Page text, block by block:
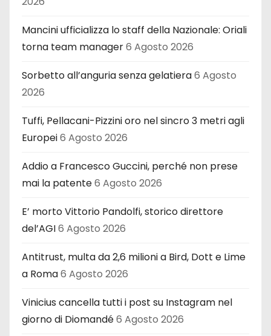
Mancini ufficializza lo staff della Nazionale: Oriali
torna team manager6 Agosto 2026
Sorbetto all’anguria senza gelatiera6 Agosto
2026
Tuffi, Pellacani-Pizzini oro nel sincro 3 metri agli
Europei6 Agosto 2026
Addio a Francesco Guccini, perché non prese
mai la patente6 Agosto 2026
E’ morto Vittorio Pandolfi, storico direttore
del’AGI6 Agosto 2026
Antitrust, multa da 2,6 milioni a Bird, Dott e Lime
a Roma6 Agosto 2026
Vinicius cancella tutti i post su Instagram nel
giorno di Diomandé6 Agosto 2026